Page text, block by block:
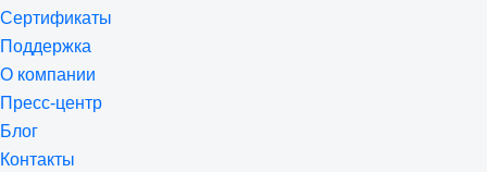
Сертификаты
Поддержка
О компании
Пресс-центр
Блог
Контакты